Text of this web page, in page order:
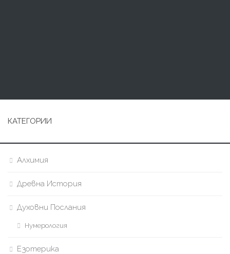
КАТЕГОРИИ
Алхимия
Древна История
Духовни Послания
Нумерология
Езотерика